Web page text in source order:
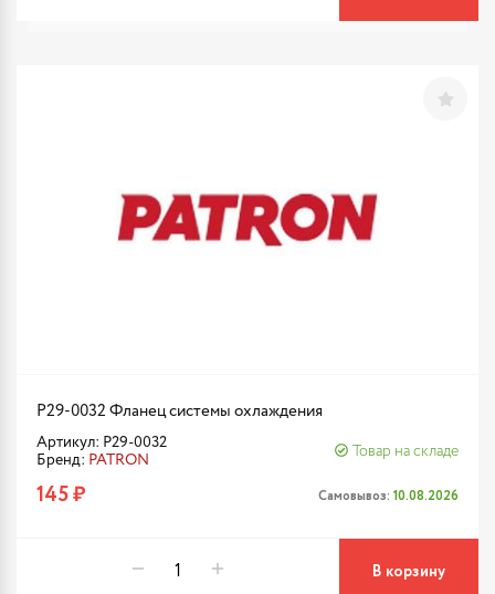
P29-0032 Фланец системы охлаждения
Артикул: P29-0032
Бренд: PATRON
Товар на складе
145 ₽ Самовывоз: 10.08.2026
В корзину